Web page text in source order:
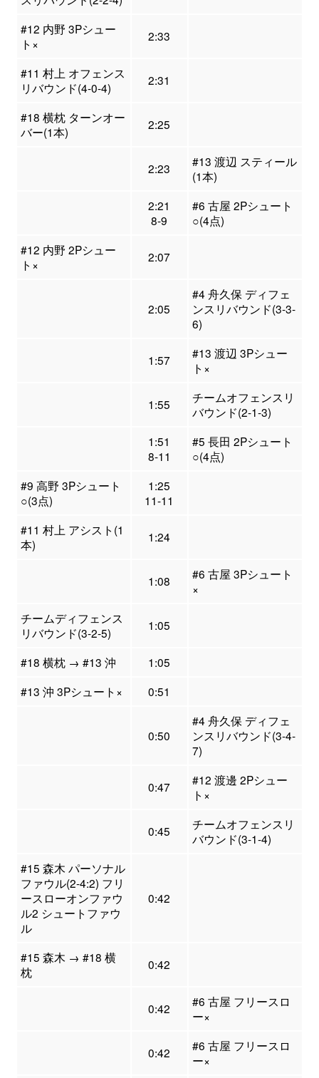
#12 内野 3Pシュー
ト×
2:33
#11 村上 オフェンス
リバウンド(4-0-4)
2:31
#18 横枕 ターンオー
バー(1本)
2:25
2:23
#13 渡辺 スティール
(1本)
2:21
8-9
#6 古屋 2Pシュート
○(4点)
#12 内野 2Pシュー
ト×
2:07
2:05
#4 舟久保 ディフェ
ンスリバウンド(3-3-
6)
1:57
#13 渡辺 3Pシュー
ト×
1:55
チームオフェンスリ
バウンド(2-1-3)
1:51
8-11
#5 長田 2Pシュート
○(4点)
#9 高野 3Pシュート
○(3点)
1:25
11-11
#11 村上 アシスト(1
本)
1:24
1:08
#6 古屋 3Pシュート
×
チームディフェンス
リバウンド(3-2-5)
1:05
#18 横枕 → #13 沖
1:05
#13 沖 3Pシュート×
0:51
0:50
#4 舟久保 ディフェ
ンスリバウンド(3-4-
7)
0:47
#12 渡邊 2Pシュー
ト×
0:45
チームオフェンスリ
バウンド(3-1-4)
#15 森木 パーソナル
ファウル(2-4:2) フリ
ースローオンファウ
ル2 シュートファウ
ル
0:42
#15 森木 → #18 横
枕
0:42
0:42
#6 古屋 フリースロ
ー×
0:42
#6 古屋 フリースロ
ー×